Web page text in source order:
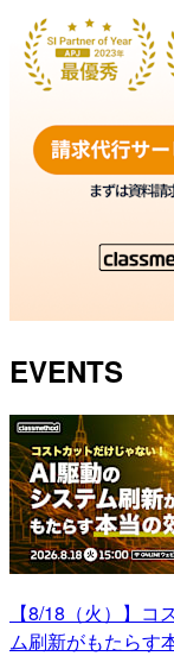
EVENTS
【8/18（火）】
ム刷新がもたらす